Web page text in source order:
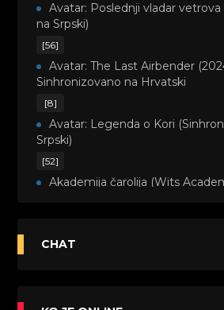
Avatar: Poslednji vladar
na Srpski)
[56]
Avatar: The Last Airbender
Sinhronizovano na Hrvatski
[8]
Avatar: Legenda o Kori
Srpski)
[52]
Akademija čarolija (Wits
Avanture Maje i Marka
CHAT